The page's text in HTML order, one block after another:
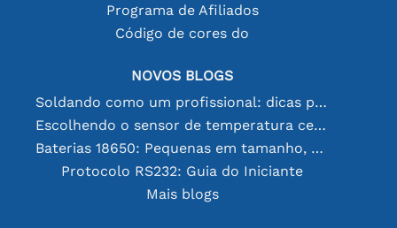
Programa de Afiliados
Código de cores do
NOVOS BLOGS
Soldando como um profissional: dicas para conexões eletrônicas perfeitas
Escolhendo o sensor de temperatura certo [youtube]
Baterias 18650: Pequenas em tamanho, grandes em desempenho
Protocolo RS232: Guia do Iniciante
Mais blogs